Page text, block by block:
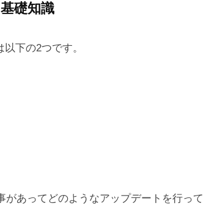
礎知識
下の2つです。
あってどのようなアップデートを行って